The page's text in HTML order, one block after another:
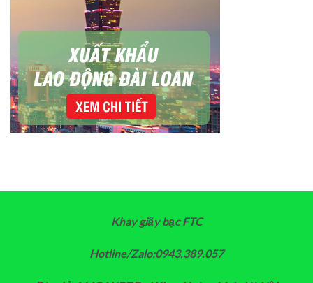
Khay giấy bạc FTC
Hotline/Zalo:0943.389.057